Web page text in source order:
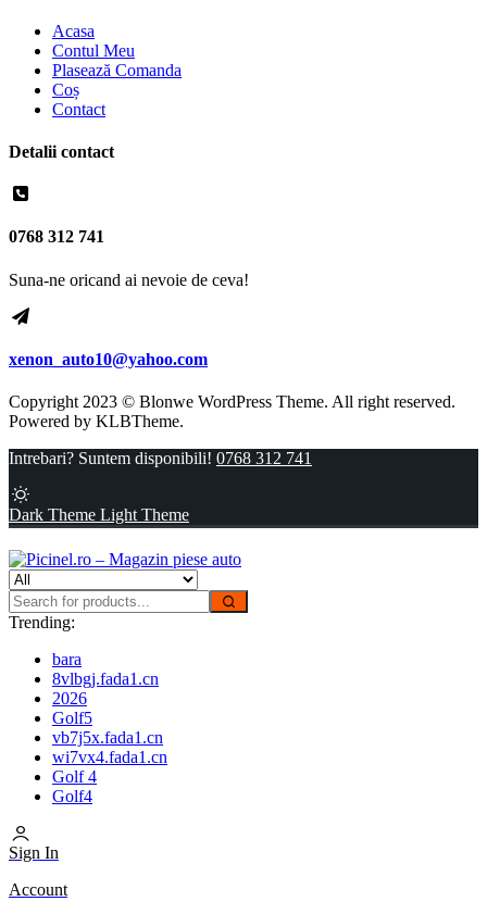
Acasa
Contul Meu
Plasează Comanda
Coș
Contact
Detalii contact
0768 312 741
Suna-ne oricand ai nevoie de ceva!
xenon_auto10@yahoo.com
Copyright 2023 © Blonwe WordPress Theme. All right reserved.
Powered by KLBTheme.
Intrebari? Suntem disponibili! 0768 312 741
Dark Theme Light Theme
Trending:
bara
8vlbgj.fada1.cn
2026
Golf5
vb7j5x.fada1.cn
wi7vx4.fada1.cn
Golf 4
Golf4
Sign In
Account